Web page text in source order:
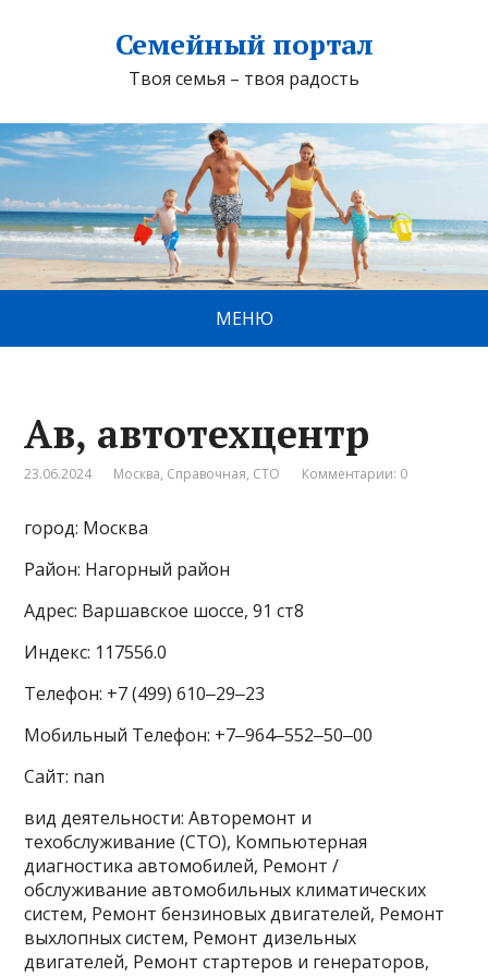
Семейный портал
Твоя семья – твоя радость
МЕНЮ
Ав, автотехцентр
23.06.2024 Москва, Справочная, СТО Комментарии: 0
город: Москва
Район: Нагорный район
Адрес: Варшавское шоссе, 91 ст8
Индекс: 117556.0
Телефон: +7 (499) 610‒29‒23
Мобильный Телефон: +7‒964‒552‒50‒00
Сайт: nan
вид деятельности: Авторемонт и
техобслуживание (СТО), Компьютерная
диагностика автомобилей, Ремонт /
обслуживание автомобильных климатических
систем, Ремонт бензиновых двигателей, Ремонт
выхлопных систем, Ремонт дизельных
двигателей, Ремонт стартеров и генераторов,